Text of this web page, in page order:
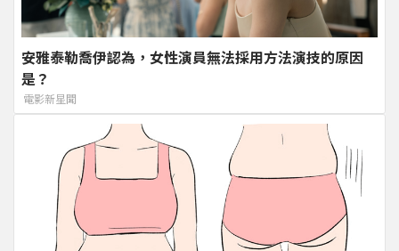
安雅泰勒喬伊認為，女性演員無法採用方法演技的原因
是？
電影新星聞